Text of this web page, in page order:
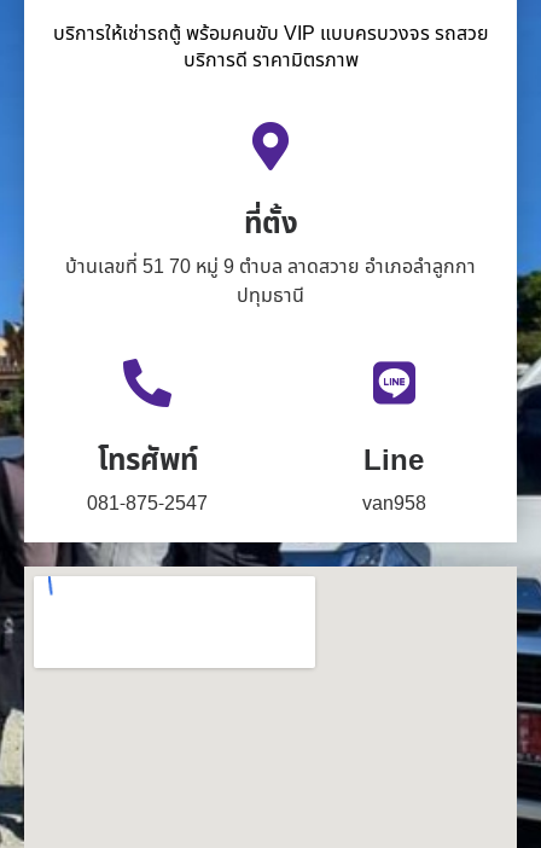
บริการให้เช่ารถตู้ พร้อมคนขับ VIP แบบครบวงจร รถสวย
บริการดี ราคามิตรภาพ
ที่ตั้ง
บ้านเลขที่ 51 70 หมู่ 9 ตำบล ลาดสวาย อำเภอลำลูกกา
ปทุมธานี
โทรศัพท์
081-875-2547
Line
van958